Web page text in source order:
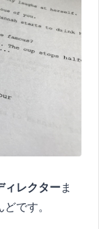
ィレクターま
です。